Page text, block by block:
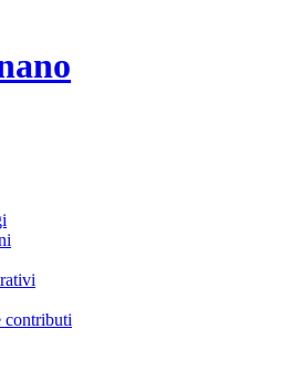
contributi